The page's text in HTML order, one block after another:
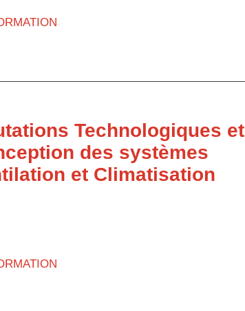
Technologiques et
des systèmes
et Climatisation